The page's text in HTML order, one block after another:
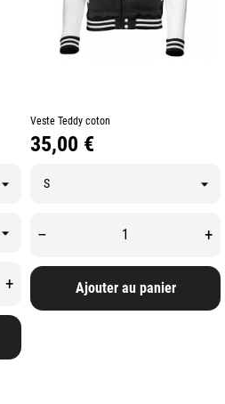
+
Veste Teddy coton
Prix
35,00 €
– +
Ajouter au panier